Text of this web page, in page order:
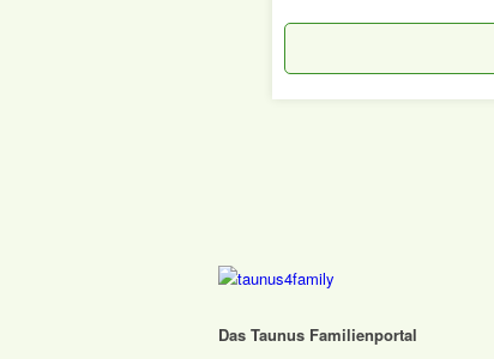
Das Taunus Familienportal